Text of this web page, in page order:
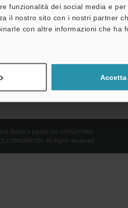
funzionalità dei social media e
il nostro sito con i nostri partner
con altre informazioni che ha
fiscale e partita IVA 03932910965
CORPORATION. All Rights Reserved.